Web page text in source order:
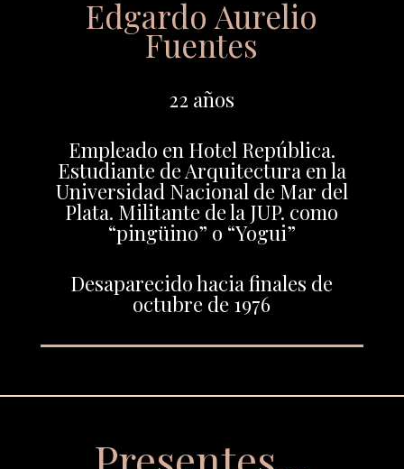
Edgardo Aurelio
Fuentes
22 años
Empleado en Hotel República.
Estudiante de Arquitectura en la
Universidad Nacional de Mar del
Plata. Militante de la JUP. como
“pingüino” o “Yogui”
Desaparecido hacia finales de
octubre de 1976